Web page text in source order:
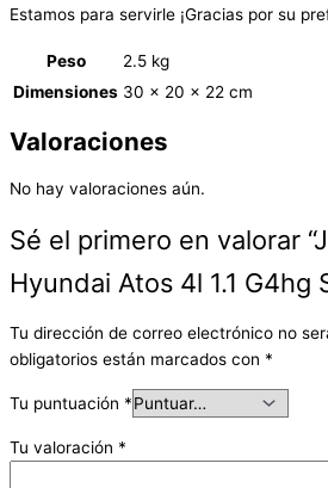
Estamos para servirle ¡Gracias por su
Peso
2.5 kg
Dimensiones 30 × 20 × 22 cm
Valoraciones
No hay valoraciones aún.
Sé el primero en valorar
Hyundai Atos 4l 1.1 G4hg
Tu dirección de correo electrónico no
obligatorios están marcados con *
Tu puntuación *
Tu valoración *